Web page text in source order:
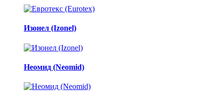
Изонел (Izonel)
Неомид (Neomid)